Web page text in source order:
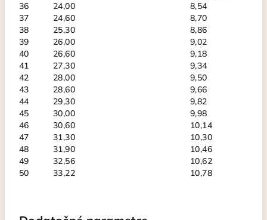
36
24,00
8,54
37
24,60
8,70
38
25,30
8,86
39
26,00
9,02
40
26,60
9,18
41
27,30
9,34
42
28,00
9,50
43
28,60
9,66
44
29,30
9,82
45
30,00
9,98
46
30,60
10,14
47
31,30
10,30
48
31,90
10,46
49
32,56
10,62
50
33,22 10,78